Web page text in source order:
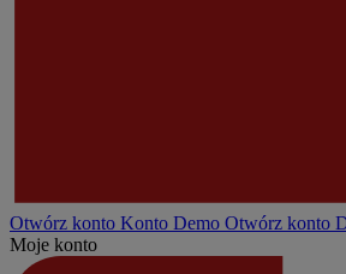
Otwórz konto Konto Demo Otwórz konto
Moje konto